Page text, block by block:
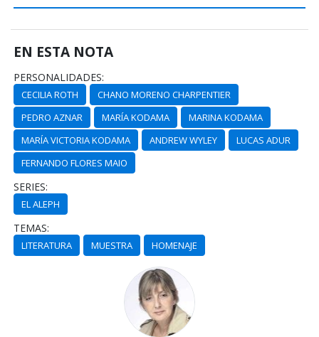
EN ESTA NOTA
PERSONALIDADES:
CECILIA ROTH
CHANO MORENO CHARPENTIER
PEDRO AZNAR
MARÍA KODAMA
MARINA KODAMA
MARÍA VICTORIA KODAMA
ANDREW WYLEY
LUCAS ADUR
FERNANDO FLORES MAIO
SERIES:
EL ALEPH
TEMAS:
LITERATURA MUESTRA HOMENAJE